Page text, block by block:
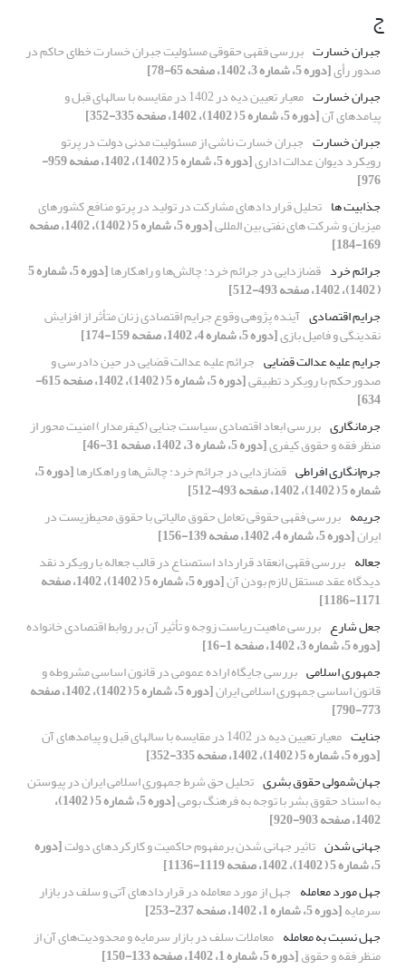
ج
جبران خسارت بررسی فقهی حقوقی مسئولیت جبران خسارت خطای حاکم در
صدور رأی[دوره 5، شماره 3، 1402، صفحه 65-78]
جبران خسارت
معیار تعیین دیه در 1402 در مقایسه با سالهای قبل و
پیامدهای آن[دوره 5، شماره 5 ( 1402)، 1402، صفحه 335-352]
جبران خسارت جبران خسارت ناشی از مسئولیت مدنی دولت در پرتو
رویکرد دیوان عدالت اداری [دوره 5، شماره 5 ( 1402)، 1402، صفحه 959-
976]
جذابیت ها تحلیل قراردادهای مشارکت در تولید در پرتو منافع کشورهای
میزبان و شرکت های نفتی بین المللی [دوره 5، شماره 5 ( 1402)، 1402، صفحه
169-184]
جرائم خرد قضازدایی در جرائم خرد: چالش‌ها و راهکارها [دوره 5، شماره 5
( 1402)، 1402، صفحه 493-512]
جرایم اقتصادی آینده پژوهی وقوع جرایم اقتصادی زنان متأثر از افزایش
نقدینگی و فامیل بازی[دوره 5، شماره 4، 1402، صفحه 159-174]
جرایم علیه عدالت قضایی جرائم علیه عدالت قضایی در حین دادرسی و
صدورحکم با رویکرد تطبیقی [دوره 5، شماره 5 ( 1402)، 1402، صفحه 615-
634]
جرمانگاری بررسی ابعاد اقتصادی سیاست جنایی (کیفرمدار) امنیت محور از
منظر فقه و حقوق کیفری[دوره 5، شماره 3، 1402، صفحه 31-46]
جرم‌انگاری افراطی قضازدایی در جرائم خرد: چالش‌ها و راهکارها [دوره 5،
شماره 5 ( 1402)، 1402، صفحه 493-512]
جریمه بررسی فقهی حقوقی تعامل حقوق مالیاتی با حقوق محیط‌زیست در
ایران[دوره 5، شماره 4، 1402، صفحه 139-156]
جعاله بررسی فقهی انعقاد قرارداد استصناع در قالب جعاله با رویکرد نقد
دیدگاه عقد مستقل لازم بودن آن [دوره 5، شماره 5 ( 1402)، 1402، صفحه
1171-1186]
جعل شارع بررسی ماهیت ریاست زوجه و تأثیر آن بر روابط اقتصادی خانواده
[دوره 5، شماره 3، 1402، صفحه 1-16]
جمهوری اسلامی بررسی جایگاه اراده عمومی در قانون اساسی مشروطه و
قانون اساسی جمهوری اسلامی ایران [دوره 5، شماره 5 ( 1402)، 1402، صفحه
773-790]
جنایت معیار تعیین دیه در 1402 در مقایسه با سالهای قبل و پیامدهای آن
[دوره 5، شماره 5 ( 1402)، 1402، صفحه 335-352]
جهان‌شمولی حقوق‌ بشری تحلیل حق شرط جمهوری اسلامی ایران در پیوستن
به اسناد حقوق بشر با توجه به فرهنگ بومی [دوره 5، شماره 5 ( 1402)،
1402، صفحه 903-920]
جهانی شدن تاثیر جهانی شدن برمفهوم حاکمیت و کارکردهای دولت[دوره
5، شماره 5 ( 1402)، 1402، صفحه 1119-1136]
جهل مورد معامله جهل از مورد معامله در قراردادهای آتی و سلف در بازار
سرمایه[دوره 5، شماره 1، 1402، صفحه 237-253]
جهل نسبت به معامله معاملات سلف در بازار سرمایه و محدودیت‌های آن از
منظر فقه و حقوق[دوره 5، شماره 1، 1402، صفحه 133-150]